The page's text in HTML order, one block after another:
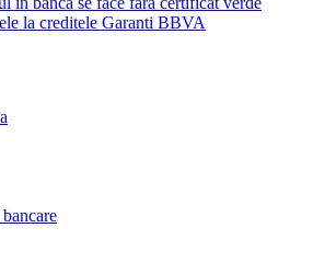
la creditele Garanti BBVA